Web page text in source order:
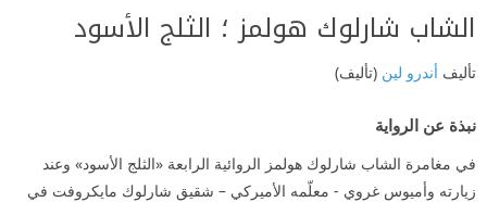
الشاب شارلوك هولمز ؛ الثلج الأسود
تأليف أندرو لين (تأليف)
نبذة عن الرواية
في مغامرة الشاب شارلوك هولمز الروائية الرابعة «الثلج الأسود» وعند
زيارته وأميوس غروي - معلّمه الأميركي – شقيق شارلوك مايكروفت في